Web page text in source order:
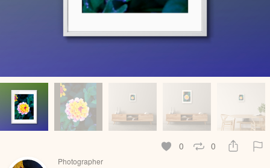
0 0
Photographer